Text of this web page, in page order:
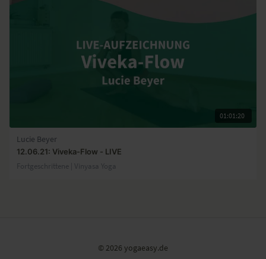
01:01:20
Lucie Beyer
12.06.21: Viveka-Flow - LIVE
Fortgeschrittene | Vinyasa Yoga
© 2026 yogaeasy.de